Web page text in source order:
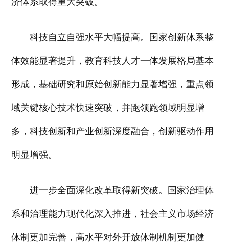
——科技自立自强水平大幅提高。国家创新体系整
体效能显著提升，教育科技人才一体发展格局基本
形成，基础研究和原始创新能力显著增强，重点领
域关键核心技术快速突破，并跑领跑领域明显增
多，科技创新和产业创新深度融合，创新驱动作用
明显增强。
——进一步全面深化改革取得新突破。国家治理体
系和治理能力现代化深入推进，社会主义市场经济
体制更加完善，高水平对外开放体制机制更加健